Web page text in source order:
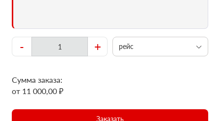
- + рейс
Сумма заказа:
от 11 000,00 ₽
Заказать